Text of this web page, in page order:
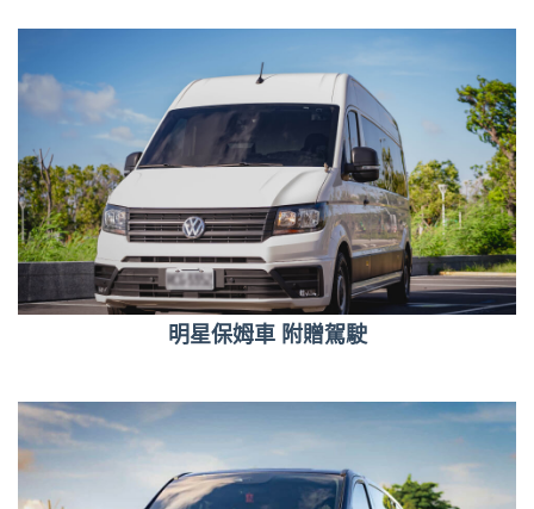
明星保姆車 附贈駕駛